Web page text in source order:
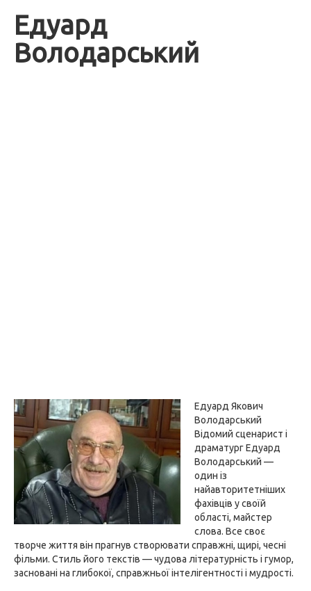
Едуард
Володарський
Едуард Якович
Володарський
Відомий сценарист і
драматург Едуард
Володарський —
один із
найавторитетніших
фахівців у своїй
області, майстер
слова. Все своє
творче життя він прагнув створювати справжні, щирі, чесні
фільми. Стиль його текстів — чудова літературність і гумор,
засновані на глибокої, справжньої інтелігентності і мудрості.